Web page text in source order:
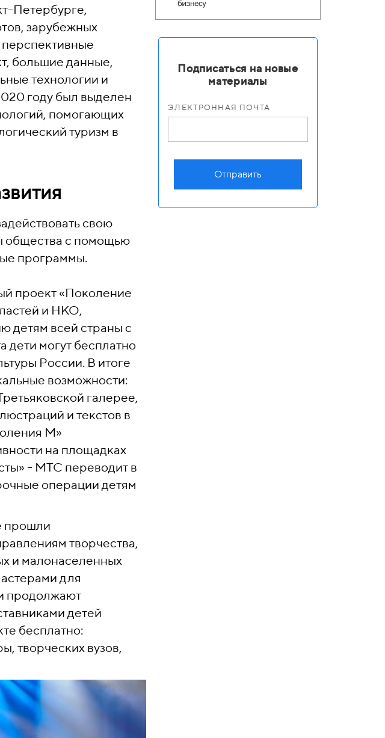
Петербурге,
зарубежных
большие данные,
технологии и
году был выделен
помогающих
туризм в
свою
общества с помощью
программы.
проект «Поколение
и НКО,
детям всей страны с
могут бесплатно
России. В итоге
возможности:
галерее,
и текстов в
М»
на площадках
- МТС переводит в
операции детям
прошли
творчества,
и малонаселенных
для
продолжают
детей
бесплатно:
творческих вузов,
Подписаться на новые
материалы
ЭЛЕКТРОННАЯ ПОЧТА
Отправить